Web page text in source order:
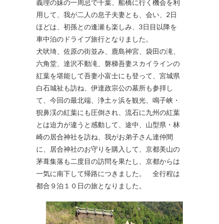
義理の妹の一周忌で千葉、船橋に行く機会を利
用して、我が二人の息子夫妻とも、会い、2日
ほどは、初孫との逢瀬も楽しみ、3日目以降を
車中泊のドライブ旅行となりました。
犬吠埼、佐原の街並み、鹿島神宮、袋田の滝、
六角堂、達沢不動滝、磐梯吾妻スカイラインの
紅葉を堪能して吾妻小富士にも登って、宮城県
白石城祉も訪ね、伊達政宗公の墓所も参拝し
て、今回の最北端、浄土ヶ浜を観光、鳴子峡・
猊鼻渓の紅葉にも圧倒され、流石に九州の紅葉
とは迫力が違うと感動して、途中、山型県・林
崎の居合神社を訪ね、我がお弟子さん達仲間
に、居合神社のお守りを購入して、京都美山の
茅葺集落も二度目の訪問を果たし、京都からは
一気に南下して帰路につきました。 全行程は
都合９泊１０日の旅となりました。